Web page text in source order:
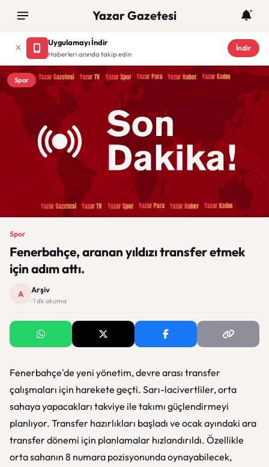
Yazar Gazetesi
Uygulamayı İndir
Haberleri anında takip edin
İndir
Spor
Spor
Fenerbahçe, aranan yıldızı transfer etmek
için adım attı.
A Arşiv
· 1 dk okuma
Fenerbahçe'de yeni yönetim, devre arası transfer
çalışmaları için harekete geçti. Sarı-lacivertliler, orta
sahaya yapacakları takviye ile takımı güçlendirmeyi
planlıyor. Transfer hazırlıkları başladı ve ocak ayındaki ara
transfer dönemi için planlamalar hızlandırıldı. Özellikle
orta sahanın 8 numara pozisyonunda oynayabilecek,